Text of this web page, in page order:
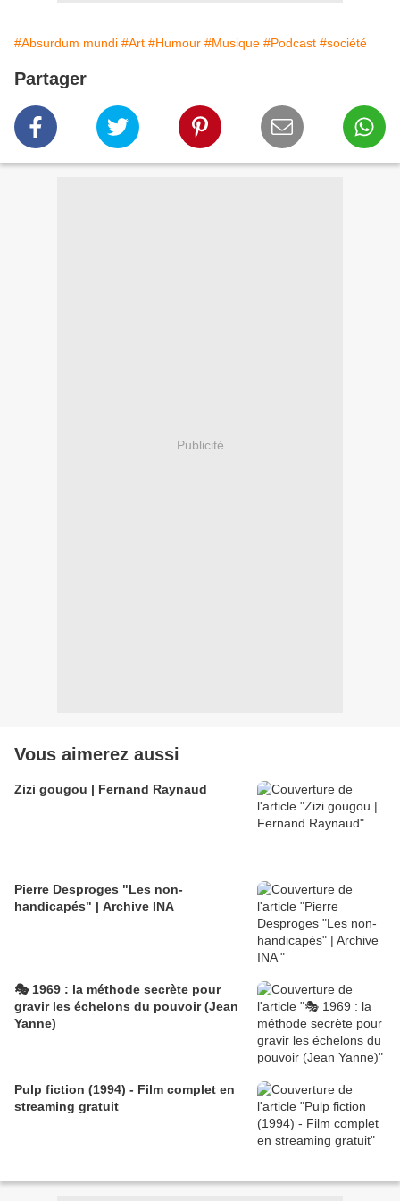
#Absurdum mundi #Art #Humour #Musique #Podcast #société
Partager
Publicité
Vous aimerez aussi
Zizi gougou | Fernand Raynaud
Pierre Desproges "Les non-
handicapés" | Archive INA
🎭 1969 : la méthode secrète pour
gravir les échelons du pouvoir (Jean
Yanne)
Pulp fiction (1994) - Film complet en
streaming gratuit